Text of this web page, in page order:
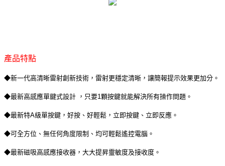
產品特點
◆新一代高清晰雷射創新技術，雷射更穩定清晰，讓簡報提示效果更加分。
◆最新高感應單鍵式設計 ，只要1顆按鍵就能解決所有操作問題。
◆最新特A級單按鍵，好按、好輕鬆，立即按鍵、立即反應。
◆可全方位、無任何角度限制、均可輕鬆遙控電腦。
◆最新磁吸高感應接收器，大大提昇靈敏度及接收度。